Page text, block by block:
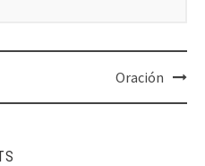
Oración